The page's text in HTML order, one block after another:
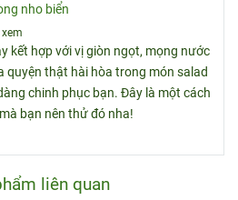
nho biển
kết hợp với vị giòn ngọt, mọng nước
quyện thật hài hòa trong món salad
chinh phục bạn. Đây là một cách
bạn nên thử đó nha!
liên quan